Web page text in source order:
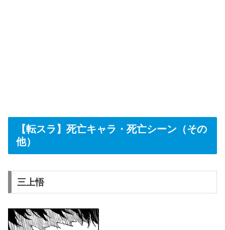
【転スラ】死亡キャラ・死亡シーン（その
他）
三上悟